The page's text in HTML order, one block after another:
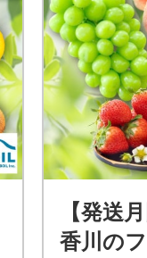
【発送
香川の